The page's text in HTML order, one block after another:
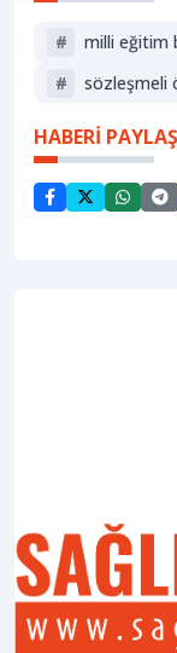
# milli eğitim
#
sözleşmeli
HABERİ PAYLAŞ